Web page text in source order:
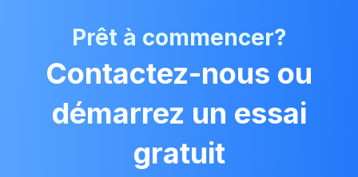
Prêt à commencer?
Contactez-nous ou
démarrez un essai
gratuit